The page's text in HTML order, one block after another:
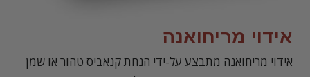
אידוי מריחואנה
אידוי מריחואנה מתבצע על-ידי הנחת קנאביס טהור או שמן